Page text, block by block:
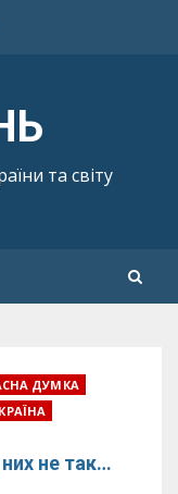
та світу
ДУМКА
не так…